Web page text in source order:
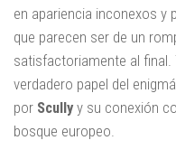
en apariencia inconexos y
que parecen ser de un
satisfactoriamente al final.
verdadero papel del
por Scully y su conexión
bosque europeo.